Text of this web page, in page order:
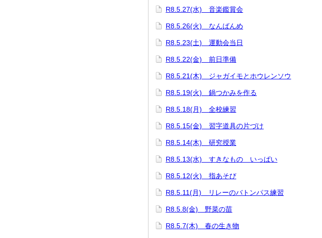
R8.5.27(水) 音楽鑑賞会
R8.5.26(火) なんばんめ
R8.5.23(土) 運動会当日
R8.5.22(金) 前日準備
R8.5.21(木) ジャガイモとホウレンソウ
R8.5.19(火) 鍋つかみを作る
R8.5.18(月) 全校練習
R8.5.15(金) 習字道具の片づけ
R8.5.14(木) 研究授業
R8.5.13(水) すきなもの いっぱい
R8.5.12(火) 指あそび
R8.5.11(月) リレーのバトンパス練習
R8.5.8(金) 野菜の苗
R8.5.7(木) 春の生き物